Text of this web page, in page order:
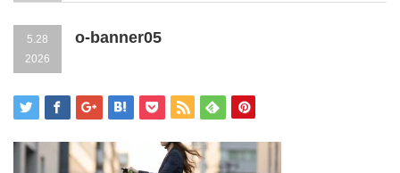
5.28
2026
o-banner05